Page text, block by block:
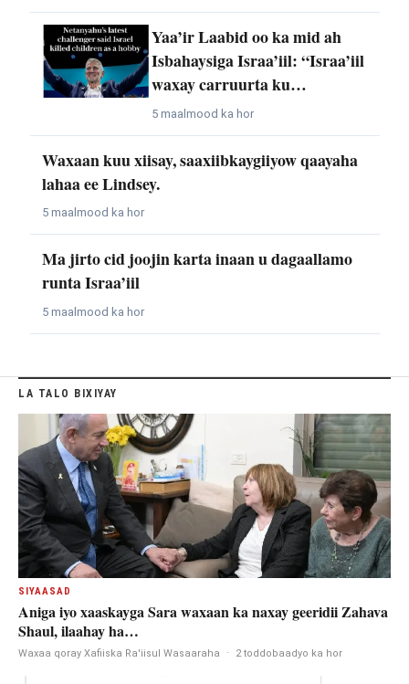
Yaa’ir Laabid oo ka mid ah
Isbahaysiga Israa’iil: “Israa’iil
waxay carruurta ku…
5 maalmood ka hor
Waxaan kuu xiisay, saaxiibkaygiiyow qaayaha
lahaa ee Lindsey.
5 maalmood ka hor
Ma jirto cid joojin karta inaan u dagaallamo
runta Israa’iil
5 maalmood ka hor
LA TALO BIXIYAY
SIYAASAD
Aniga iyo xaaskayga Sara waxaan ka naxay geeridii Zahava
Shaul, ilaahay ha…
Waxaa qoray Xafiiska Ra'iisul Wasaaraha · 2 toddobaadyo ka hor